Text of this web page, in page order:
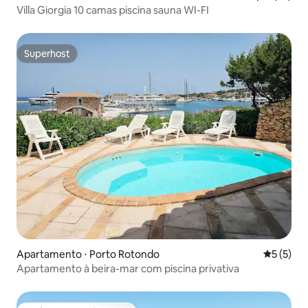
Villa Giorgia 10 camas piscina sauna WI-FI
Superhost
Superhost
Apartamento ⋅ Porto Rotondo 5 de
5 (5)
Apartamento à beira-mar com piscina privativa